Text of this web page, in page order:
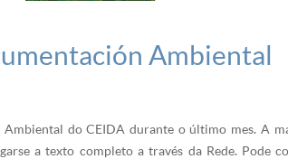
Ambiental
do CEIDA durante o último mes. A
a texto completo a través da Rede. Pode